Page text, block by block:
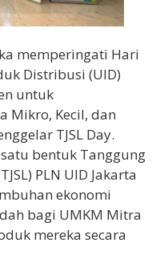
memperingati Hari
Distribusi (UID)
untuk
Mikro, Kecil, dan
TJSL Day.
bentuk Tanggung
PLN UID Jakarta
ekonomi
bagi UMKM Mitra
mereka secara